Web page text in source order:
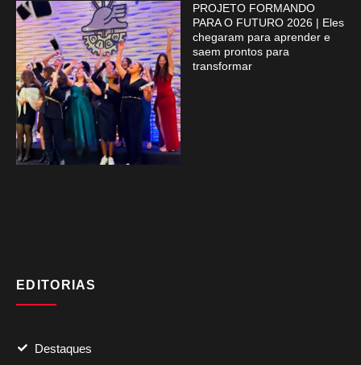
PROJETO FORMANDO
PARA O FUTURO 2026 | Eles
chegaram para aprender e
saem prontos para
transformar
EDITORIAS
Destaques